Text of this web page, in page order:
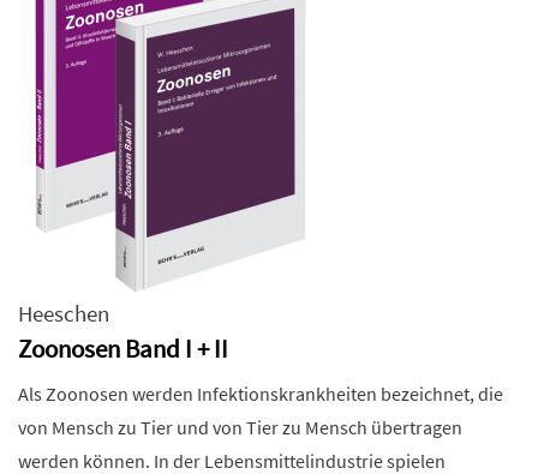
Heeschen
Zoonosen Band I + II
Als Zoonosen werden Infektionskrankheiten bezeichnet, die
von Mensch zu Tier und von Tier zu Mensch übertragen
werden können. In der Lebensmittelindustrie spielen